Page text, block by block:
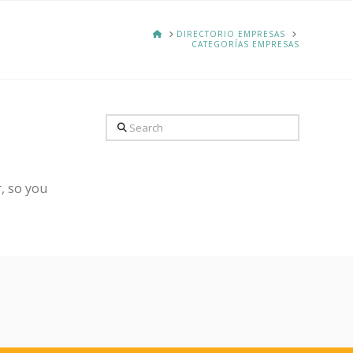
HOMEDIRECTORIO EMPRESAS
CATEGORÍAS EMPRESAS
so you
Search